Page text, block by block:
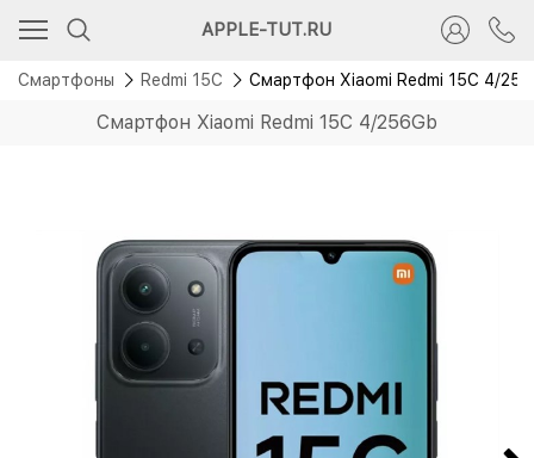
APPLE-TUT.RU
Смартфоны Redmi 15C Смартфон Xiaomi Redmi 15C 4/
Смартфон Xiaomi Redmi 15C 4/256Gb
Новинка